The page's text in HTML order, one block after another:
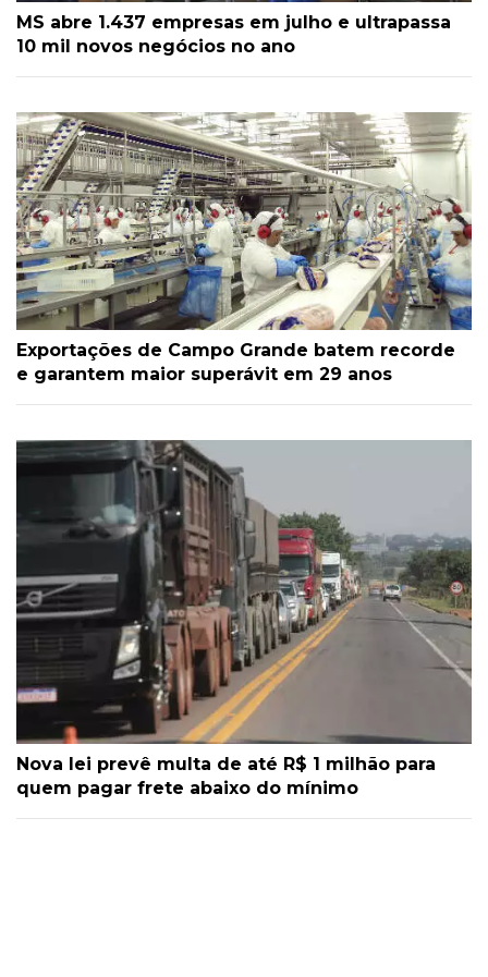
MS abre 1.437 empresas em julho e ultrapassa
10 mil novos negócios no ano
Exportações de Campo Grande batem recorde
e garantem maior superávit em 29 anos
Nova lei prevê multa de até R$ 1 milhão para
quem pagar frete abaixo do mínimo